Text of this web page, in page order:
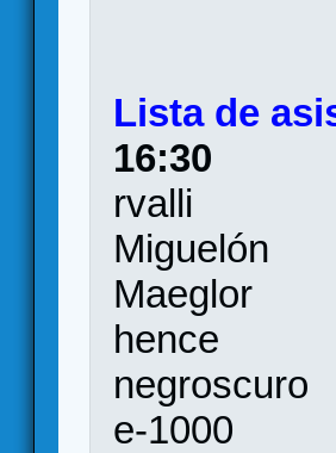
Lista de
16:30
rvalli
Miguelón
Maeglor
hence
negroscuro
e-1000